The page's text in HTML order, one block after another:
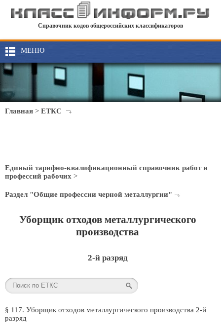
Справочник кодов общероссийских классификаторов
МЕНЮ
Главная > ЕТКС
Единый тарифно-квалификационный справочник работ и
профессий рабочих >
Раздел "Общие профессии черной металлургии"
Уборщик отходов металлургического
производства
2-й разряд
§ 117. Уборщик отходов металлургического производства 2-й
разряд